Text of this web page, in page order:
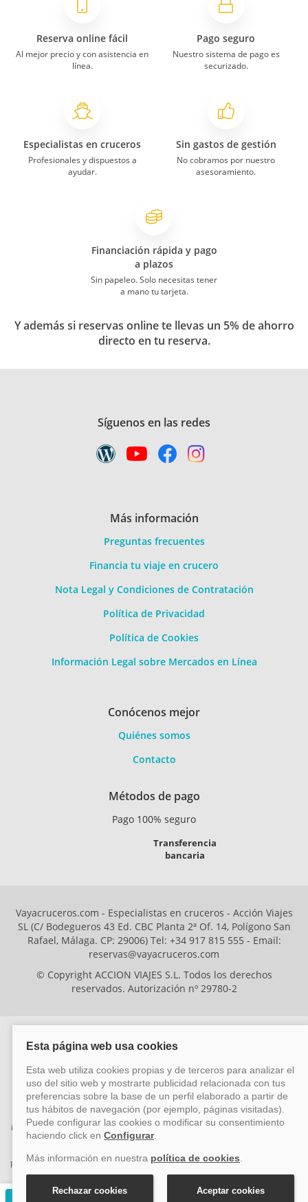
Reserva online fácil
Al mejor precio y con asistencia en
línea.
Pago seguro
Nuestro sistema de pago es
securizado.
Especialistas en cruceros
Profesionales y dispuestos a
ayudar.
Sin gastos de gestión
No cobramos por nuestro
asesoramiento.
Financiación rápida y pago
a plazos
Sin papeleo. Solo necesitas tener
a mano tu tarjeta.
Y además si reservas online te llevas un 5% de ahorro
directo en tu reserva.
Síguenos en las redes
Más información
Preguntas frecuentes
Financia tu viaje en crucero
Nota Legal y Condiciones de Contratación
Política de Privacidad
Política de Cookies
Información Legal sobre Mercados en Línea
Conócenos mejor
Quiénes somos
Contacto
Métodos de pago
Pago 100% seguro
Transferencia
bancaria
Vayacruceros.com - Especialistas en cruceros - Acción Viajes
SL (C/ Bodegueros 43 Ed. CBC Planta 2ª Of. 14, Polígono San
Rafael, Málaga. CP: 29006) Tel: +34 917 815 555 - Email:
reservas@vayacruceros.com
© Copyright ACCION VIAJES S.L. Todos los derechos
reservados. Autorización nº 29780-2
ACCION VIAJES SL ha sido beneficiaria del Fondo Europeo de Desarrollo
Regional (FEDER), cuyo objetivo es mejorar la competitividad de las pymes
mediante el impulso de la innovación, el desarrollo tecnológico, la
investigación de calidad y el uso seguro y fiable del ciberespacio. Gracias a
esta financiación, la empresa ha puesto en marcha un Plan de Acción
promoviendo la innovación y la ciberseguridad. Para ello, ha contado con el
apoyo de los programas Pyme Innova y Pyme Cibersegura de la Cámara
de Comercio de Málaga. #EuropaSeSiente